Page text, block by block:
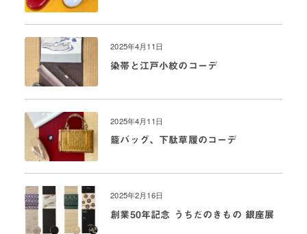
2025年4月11日
染帯と江戸小紋のコーデ
2025年4月11日
籠バッグ、下駄草履のコーデ
2025年2月16日
創業50年記念 うちだのきもの 銀座展